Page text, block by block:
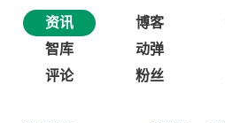
资讯 博客
智库
动弹
评论
粉丝